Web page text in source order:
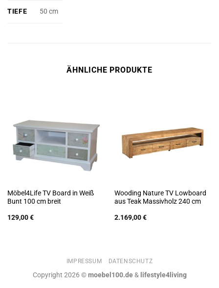
TIEFE 50 cm
ÄHNLICHE PRODUKTE
Möbel4Life TV Board in Weiß
Bunt 100 cm breit
129,00€
Wooding Nature TV Lowboard
aus Teak Massivholz 240 cm
2.169,00€
IMPRESSUM DATENSCHUTZ
Copyright 2026 ©moebel100.de& lifestyle4living